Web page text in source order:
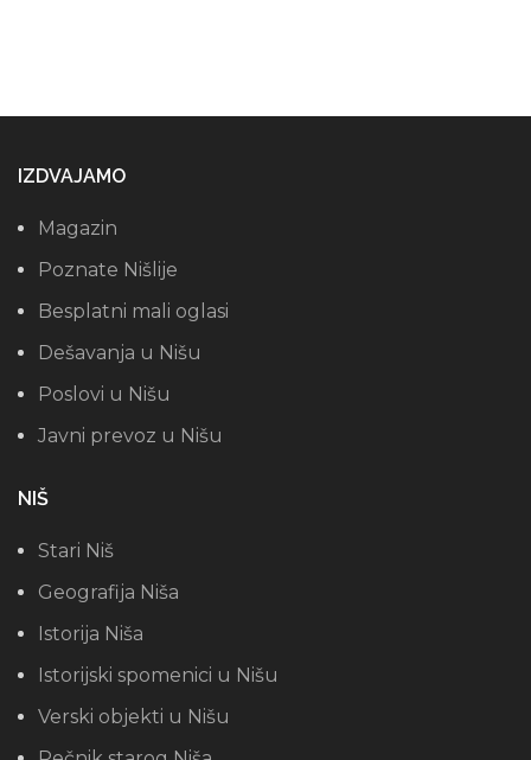
IZDVAJAMO
Magazin
Poznate Nišlije
Besplatni mali oglasi
Dešavanja u Nišu
Poslovi u Nišu
Javni prevoz u Nišu
NIŠ
Stari Niš
Geografija Niša
Istorija Niša
Istorijski spomenici u Nišu
Verski objekti u Nišu